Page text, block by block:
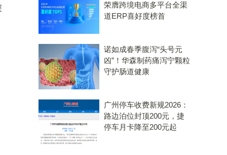
荣膺跨境电商多平台全渠
道ERP喜好度榜首
诺如成春季腹泻“头号元
凶”！华森制药痛泻宁颗粒
守护肠道健康
广州停车收费新规2026：
路边泊位封顶200元，捷
停车月卡降至200元起